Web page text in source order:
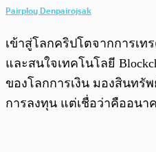
Pairploy Denpairojsak
เข้าสู่โลกคริปโตจากการเท
และสนใจเทคโนโลยี
ของโลกการเงิน มองสินทรั
การลงทุน แต่เชื่อว่าคืออนา